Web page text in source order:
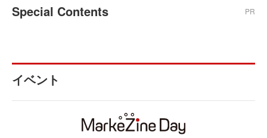
Special Contents PR
イベント